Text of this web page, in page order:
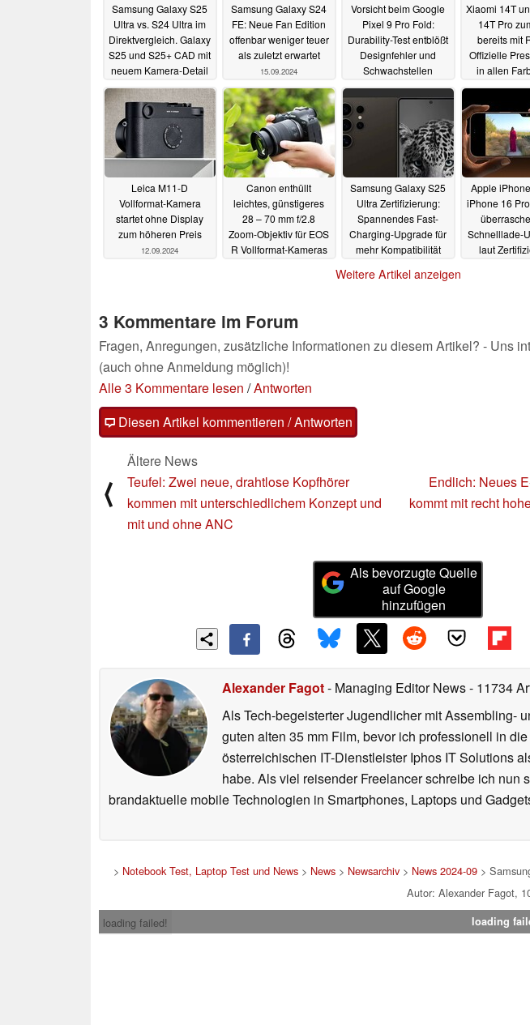
Samsung Galaxy S25
Ultra vs. S24 Ultra im
Direktvergleich. Galaxy
S25 und S25+ CAD mit
neuem Kamera-Detail
15.09.2024
Samsung Galaxy S24
FE: Neue Fan Edition
offenbar weniger teuer
als zuletzt erwartet
15.09.2024
Vorsicht beim Google
Pixel 9 Pro Fold:
Durability-Test entblößt
Designfehler und
Schwachstellen
14.09.2024
Xiaomi 14T
14T Pro
bereits mit
Offizielle
in allen
einer
Leica M11-D
Vollformat-Kamera
startet ohne Display
zum höheren Preis
12.09.2024
Canon enthüllt
leichtes, günstigeres
28 – 70 mm f/2.8
Zoom-Objektiv für EOS
R Vollformat-Kameras
Samsung Galaxy S25
Ultra Zertifizierung:
Spannendes Fast-
Charging-Upgrade für
mehr Kompatibilität
12.09.2024
Apple
iPhone 16
Schnelllade-
laut
Weitere Artikel anzeigen
3 Kommentare im Forum
Fragen, Anregungen, zusätzliche Informationen zu diesem Artikel? - Uns
(auch ohne Anmeldung möglich)!
Alle 3 Kommentare lesen /Antworten
Diesen Artikel kommentieren / Antworten
⟨
Ältere News
Teufel: Zwei neue, drahtlose Kopfhörer
kommen mit unterschiedlichem Konzept und
mit und ohne ANC
Endlich: Neues
kommt mit recht
Als bevorzugte Quelle
auf Google
hinzufügen
Alexander Fagot- Managing Editor News- 11734
Als Tech-begeisterter Jugendlicher mit Assembling-
guten alten 35 mm Film, bevor ich professionell in
österreichischen IT-Dienstleister Iphos IT Solutions
habe. Als viel reisender Freelancer schreibe ich
brandaktuelle mobile Technologien in Smartphones, Laptops und
> Notebook Test, Laptop Test und News > News > Newsarchiv > News 2024-09 >
Autor: Alexander Fagot,
loading failed!
loading